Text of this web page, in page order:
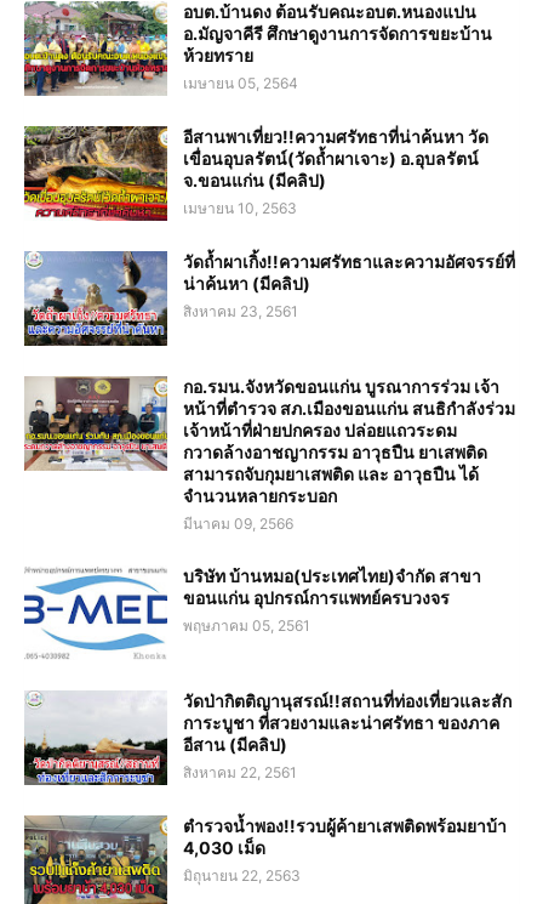
อบต.บ้านดง ต้อนรับคณะอบต.หนองแปน
อ.มัญจาคีรี ศึกษาดูงานการจัดการขยะบ้าน
ห้วยทราย
เมษายน 05, 2564
อีสานพาเที่ยว!!ความศรัทธาที่น่าค้นหา วัด
เขื่อนอุบลรัตน์(วัดถ้ำผาเจาะ) อ.อุบลรัตน์
จ.ขอนแก่น (มีคลิป)
เมษายน 10, 2563
วัดถ้ำผาเกิ้ง!!ความศรัทธาและความอัศจรรย์ที่
น่าค้นหา (มีคลิป)
สิงหาคม 23, 2561
กอ.รมน.จังหวัดขอนแก่น บูรณาการร่วม เจ้า
หน้าที่ตำรวจ สภ.เมืองขอนแก่น สนธิกำลังร่วม
เจ้าหน้าที่ฝ่ายปกครอง ปล่อยแถวระดม
กวาดล้างอาชญากรรม อาวุธปืน ยาเสพติด
สามารถจับกุมยาเสพติด และ อาวุธปืน ได้
จำนวนหลายกระบอก
มีนาคม 09, 2566
บริษัท บ้านหมอ(ประเทศไทย)จำกัด สาขา
ขอนแก่น อุปกรณ์การแพทย์ครบวงจร
พฤษภาคม 05, 2561
วัดป่ากิตติญานุสรณ์!!สถานที่ท่องเที่ยวและสัก
การะบูชา ที่สวยงามและน่าศรัทธา ของภาค
อีสาน (มีคลิป)
สิงหาคม 22, 2561
ตำรวจน้ำพอง!!รวบผู้ค้ายาเสพติดพร้อมยาบ้า
4,030 เม็ด
มิถุนายน 22, 2563